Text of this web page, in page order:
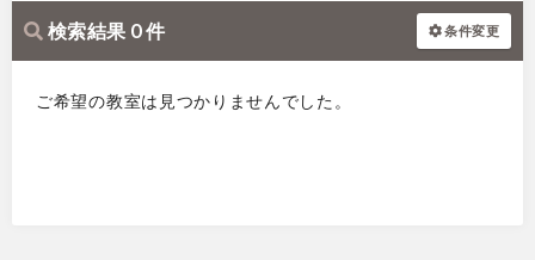
検索結果 0 件 条件変更
ご希望の教室は見つかりませんでした。